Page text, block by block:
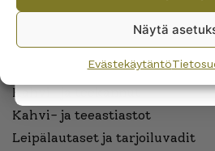
Näytä
Evästekäytäntö
ARABIAN KAHVIASTIASTOT
Kahvi-, tee-, kaakao- ja
Kahvi- ja teekannut
Kahvi- ja teeastiastot
Leipälautaset ja tarjoiluvadit
By subscribing to the newsletter, you
privacy policy.